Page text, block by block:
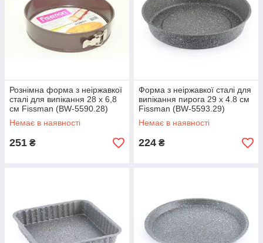
Рознімна форма з неіржавкої
сталі для випікання 28 x 6,8
см Fissman (BW-5590.28)
Немає в наявності
251 ₴
Форма з неіржавкої сталі для
випікання пирога 29 х 4.8 см
Fissman (BW-5593.29)
Немає в наявності
224 ₴